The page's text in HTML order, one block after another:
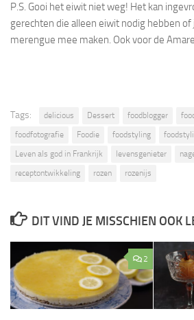
P.S. Gooi het eiwit niet weg! Het kan
gerechten die alleen eiwit nodig hebben of
merengue mee maken. Ook voor de
Tags: delicious Dessert foodblogger
foodfotografie
Foodie foodstyling
Leven als god in Frankrijk
levensgenieter
receptontwikkeling
rozen rozenijs
DIT VIND JE MISSCHIEN OOK
2